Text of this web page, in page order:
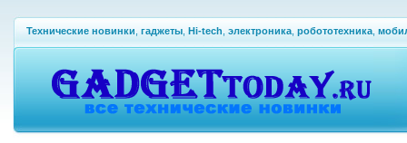
Технические новинки гаджеты Hi-tech электроника робототехника